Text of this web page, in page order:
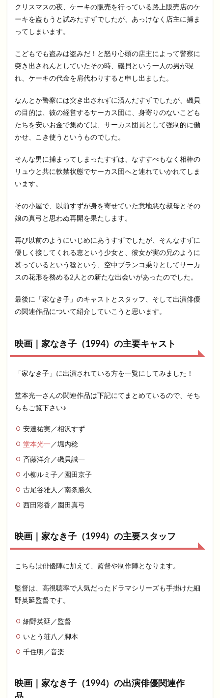
クリスマスの夜、ケーキの販売を行っている路上販売店のケ
ーキを盗もうと試みたすずでしたが、あっけなく店主に捕ま
ってしまいます。
こどもでも盗みは盗みだ！と怒り心頭の店主によって警察に
突き出されんとしていたその時、磯貝という一人の男が現
れ、ケーキの代金を肩代わりすると申し出ました。
なんとか警察には突き出されずに済んだすずでしたが、磯貝
の目的は、彼の経営するサーカス団に、身寄りのないこども
たちを安いお金で集めては、サーカス団員として強制的に働
かせ、こき使うというものでした。
そんな男に捕まってしまったすずは、なすすべもなく相棒の
リュウと共に軟禁状態でサーカス団へと連れていかれてしま
います。
その小屋で、以前すずが身を寄せていた意地悪な叔母とその
娘の真弓と思わぬ再開を果たします。
再び以前のようにいじめにあうすずでしたが、そんなすずに
優しく接してくれる恵という少女と、彼女が実の兄のように
慕っているという稔という、空中ブランコ乗りとしてサーカ
スの花形を務める2人との新たな出会いがあったのでした。
最後に「家なき子」のキャストとスタッフ、そして出演俳優
の関連作品について紹介していこうと思います。
映画｜家なき子（1994）の主要キャスト
「家なき子」に出演されている方を一覧にしてみました！
堂本光一さんの関連作品は下記にてまとめているので、そち
らもご覧下さい♪
安達祐実／相沢すず
堂本光一／堀内稔
斉藤洋介／磯貝誠一
小柳ルミ子／園田京子
古尾谷雅人／南条勝久
西田彩香／園田真弓
映画｜家なき子（1994）の主要スタッフ
こちらは俳優陣に加えて、監督や制作陣となります。
監督は、高視聴率で人気だったドラマシリーズも手掛けた細
野英延監督です。
細野英延／監督
いとう荘八／脚本
千住明／音楽
映画｜家なき子（1994）の出演俳優関連作